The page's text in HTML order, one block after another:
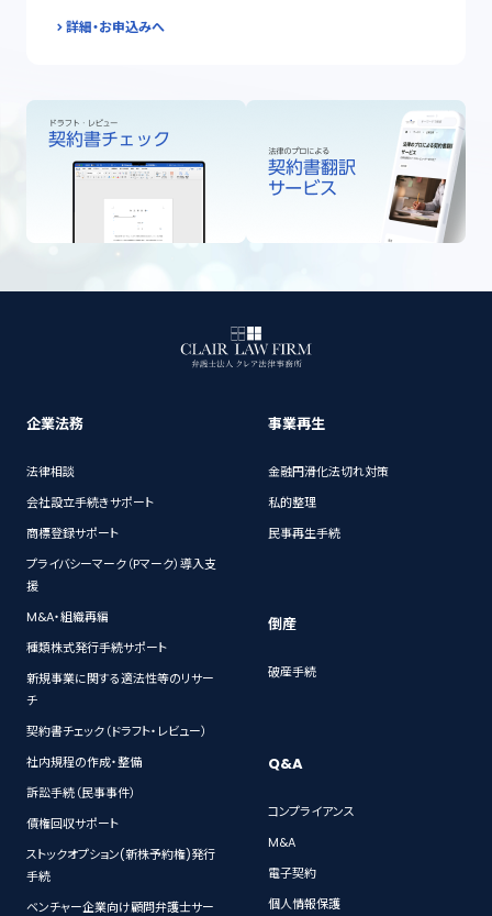
詳細・お申込みへ
企業法務
法律相談
会社設立手続きサポート
商標登録サポート
プライバシーマーク（Pマーク）導入支
援
M&A・組織再編
種類株式発行手続サポート
新規事業に関する適法性等のリサー
チ
契約書チェック（ドラフト・レビュー）
社内規程の作成・整備
訴訟手続（民事事件）
債権回収サポート
ストックオプション(新株予約権)発行
手続
ベンチャー企業向け顧問弁護士サー
事業再生
金融円滑化法切れ対策
私的整理
民事再生手続
倒産
破産手続
Q&A
コンプライアンス
M&A
電子契約
個人情報保護